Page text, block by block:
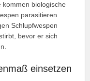
kommen biologische
parasitieren
Schlupfwespen
bevor er sich
einsetzen